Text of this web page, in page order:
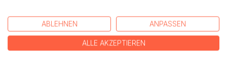
oder diverse andere Augenprobleme treten häufig auf.
Linderung im Rahmen von Prävention ist jederzeit möglich!
Hierzu bedarf es nur wenig Zeit!
ABLEHNEN ANPASSEN
ALLE AKZEPTIEREN